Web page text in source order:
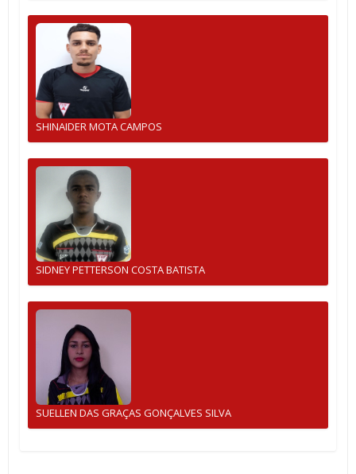
SHINAIDER MOTA CAMPOS
SIDNEY PETTERSON COSTA BATISTA
SUELLEN DAS GRAÇAS GONÇALVES SILVA